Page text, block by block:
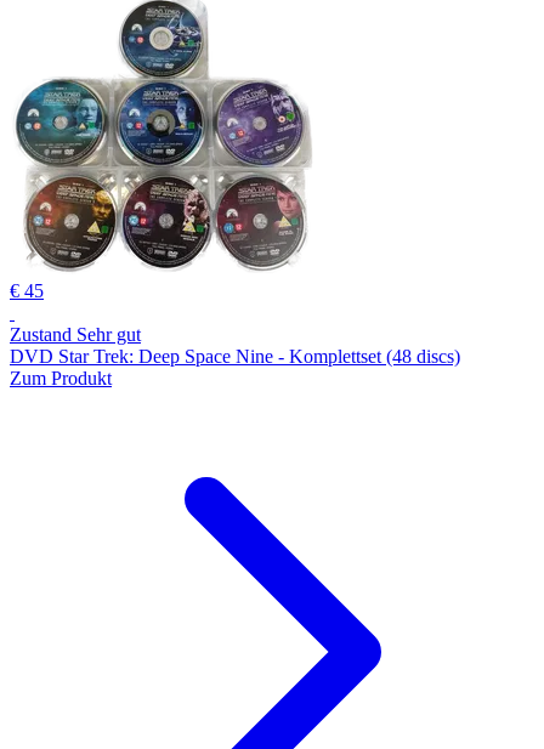
€ 45
Zustand Sehr gut
DVD Star Trek: Deep Space Nine - Komplettset (48 discs)
Zum Produkt